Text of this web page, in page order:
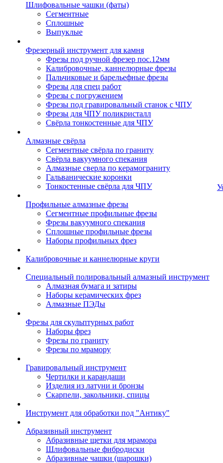
Шлифовальные чашки (фаты)
Сегментные
Сплошные
Выпуклые
Фрезерный инструмент для камня
Фрезы под ручной фрезер пос.12мм
Калибровочные, каннелюрные фрезы
Пальчиковые и барельефные фрезы
Фрезы для спец работ
Фрезы с погружением
Фрезы под гравировальный станок с ЧПУ
Фрезы для ЧПУ поликристалл
Свёрла тонкостенные для ЧПУ
Алмазные свёрла
Сегментные свёрла по граниту
Свёрла вакуумного спекания
Алмазные сверла по керамограниту
Гальванические коронки
Тонкостенные свёрла для ЧПУ
Профильные алмазные фрезы
Сегментные профильные фрезы
Фрезы вакуумного спекания
Сплошные профильные фрезы
Наборы профильных фрез
Калибровочные и каннелюрные круги
Специальный полировальный алмазный инструмент
Алмазная бумага и затиры
Наборы керамических фрез
Алмазные ПЭДы
Фрезы для скульптурных работ
Наборы фрез
Фрезы по граниту
Фрезы по мрамору
Гравировальный инструмент
Чертилки и карандаши
Изделия из латуни и бронзы
Скарпели, закольники, спицы
Инструмент для обработки под "Антику"
Абразивный инструмент
Абразивные щетки для мрамора
Шлифовальные фибродиски
Абразивные чашки (шарошки)